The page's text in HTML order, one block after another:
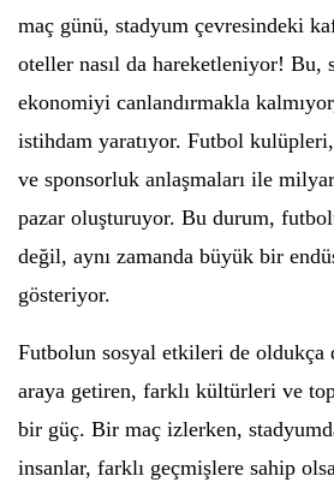
maç günü, stadyum çevresindeki
oteller nasıl da hareketleniyor! Bu,
ekonomiyi canlandırmakla
istihdam yaratıyor. Futbol
ve sponsorluk anlaşmaları ile
pazar oluşturuyor. Bu durum,
değil, aynı zamanda büyük bir
gösteriyor.
Futbolun sosyal etkileri de oldukça
araya getiren, farklı kültürleri ve
bir güç. Bir maç izlerken,
insanlar, farklı geçmişlere sahip